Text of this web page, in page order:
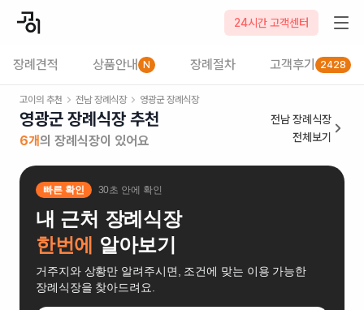
24시간 고객센터
장례견적 상품안내 N 장례절차 고객후기 2428
고이의 추천 전남장례식장 영광군장례식장
영광군 장례식장 추천
6개의 장례식장이 있어요
전남장례식장
전체보기
빠른 확인 30초 안에 확인
내 근처 장례식장
한번에
알아보기
거주지와 상황만 알려주시면, 조건에 맞는 이용 가능한
장례식장을 찾아드려요.